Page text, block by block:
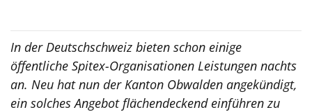
In der Deutschschweiz bieten schon einige
öffentliche Spitex-Organisationen Leistungen nachts
an. Neu hat nun der Kanton Obwalden angekündigt,
ein solches Angebot flächendeckend einführen zu